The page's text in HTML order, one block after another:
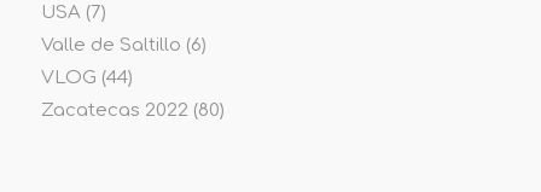
USA(7)
Valle de Saltillo (6)
VLOG (44)
Zacatecas 2022 (80)